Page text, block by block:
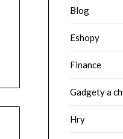
Blog
Eshopy
Finance
Gadgety a
Hry